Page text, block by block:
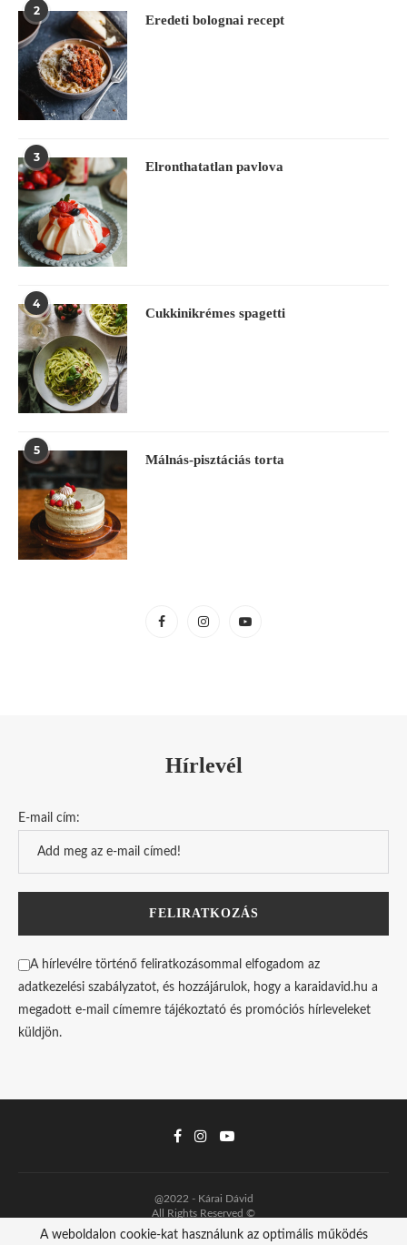
2
Eredeti bolognai recept
3
Elronthatatlan pavlova
4
Cukkinikrémes spagetti
5
Málnás-pisztáciás torta
Hírlevél
E-mail cím:
A hírlevélre történő feliratkozásommal elfogadom az
adatkezelési szabályzatot, és hozzájárulok, hogy a karaidavid.hu a
megadott e-mail címemre tájékoztató és promóciós hírleveleket
küldjön.
@2022 - Kárai Dávid
All Rights Reserved ©
A weboldalon cookie-kat használunk az optimális működés